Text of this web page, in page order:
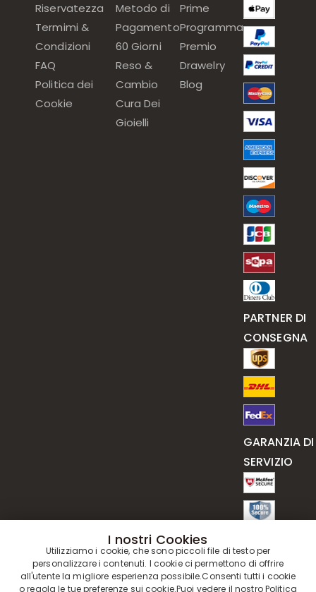
Riservatezza
Termimi &
Condizioni
FAQ
Politica dei
Cookie
Metodo di
Pagamento
60 Giorni
Reso &
Cambio
Cura Dei
Gioielli
Prime
Programma
Premio
Drawelry
Blog
PARTNER DI
CONSEGNA
GARANZIA DI
SERVIZIO
I nostri Cookies
Utilizziamo i cookie, che sono piccoli file di testo per
personalizzare i contenuti. I cookie ci permettono di offrire
all'utente la migliore esperienza possibile.Consenti tutti i cookie
o regola le tue preferenze sui cookie.Puoi vedere il nostroPolitica